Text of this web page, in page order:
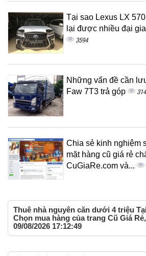
Tại sao Lexus LX
lại được nhiều đại
3594
Những vấn đề cần
Faw 7T3 trả góp
Chia sẻ kinh nghiệm
mặt hàng cũ giá rẻ
CuGiaRe.com và...
Thuê nhà nguyên căn dưới 4 triệu Tại
Chọn mua hàng của trang Cũ Giá Rẻ,
09/08/2026 17:12:49